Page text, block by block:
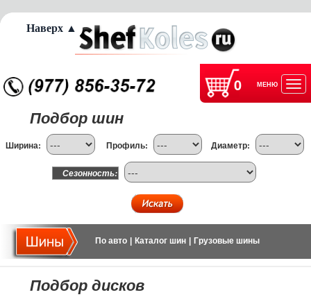
0 МЕНЮ
Подбор шин
Ширина: Профиль: Диаметр:
Сезонность:
По авто Каталог шин Грузовые шины
Подбор дисков
Наверх ▲